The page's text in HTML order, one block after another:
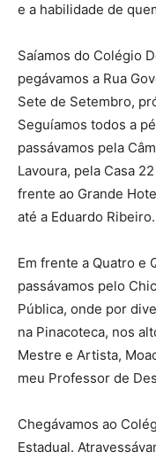
e a habilidade de
Saíamos do Colégio
pegávamos a Rua
Sete de Setembro,
Seguíamos todos a
passávamos pela
Lavoura, pela Casa
frente ao Grande
até a Eduardo Ribeiro.
Em frente a Quatro e
passávamos pelo
Pública, onde por
na Pinacoteca, nos
Mestre e Artista,
meu Professor de
Chegávamos ao
Estadual.